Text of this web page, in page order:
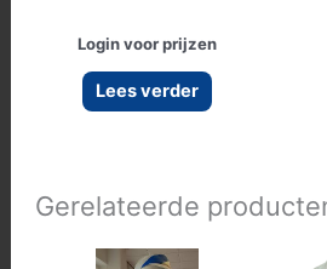
Login voor prijzen
Lees verder
Gerelateerde